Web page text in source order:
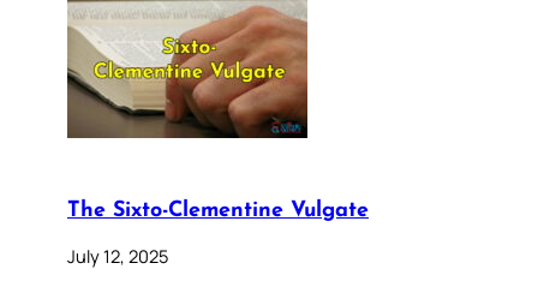
The Sixto-Clementine Vulgate
July 12, 2025